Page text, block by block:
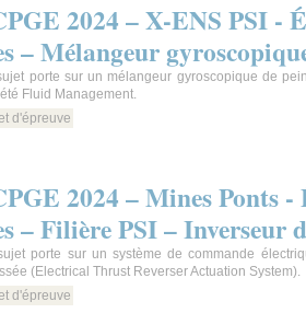
2024 – X-ENS PSI -
– Mélangeur
porte sur un mélangeur gyroscopique de
Fluid Management.
d'épreuve
2024 – Mines Ponts -
– Filière PSI – Inverseur
porte sur un système de commande
(Electrical Thrust Reverser Actuation System).
d'épreuve